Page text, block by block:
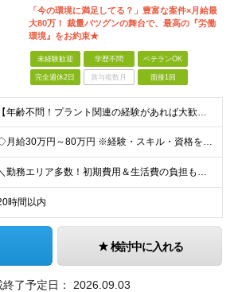
「今の環境に満足してる？」豊富な案件×月給最
大80万！ 裁量バツグンの舞台で、最高の『労働
環境』をお約束★
未経験歓迎 学歴不問 ベテランOK
完全週休2日 賞与複数月 面接1回
【年齢不問！プラント関連の経験があれば大歓迎！★】 「培ってきた技術を活かして、もっと収入や環境を上げたい！」 「安定したインフラ業界で、もう一度エンジニアとして大きく成長したい！」 …そんな熱い意欲
◇月給30万円～80万円 ※経験・スキル・資格を考慮の上で決定します。
＼勤務エリア多数！初期費用＆生活費の負担もほぼゼロ★／ 東京・神奈川・千葉のオフィス街をはじめ、 関東を中心とした全国のプラント工場や太平洋ベルト地帯が舞台！ 実は……【全体の約9割が関東エリア】の
時間以内
検討中に入れる
終了予定日： 2026.09.03